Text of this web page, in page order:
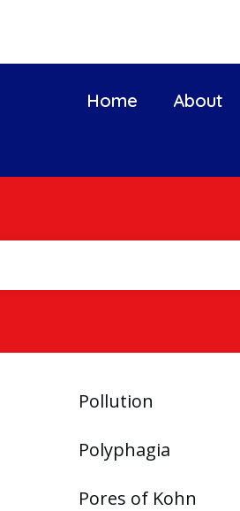
Home About
Pollution
Polyphagia
Pores of Kohn